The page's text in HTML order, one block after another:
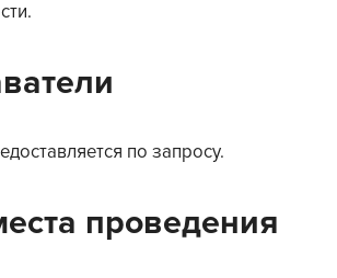
по запросу.
проведения